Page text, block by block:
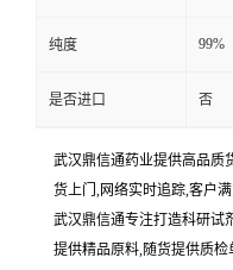
纯度 99%
是否进口 否
武汉鼎信通药业提供高品质
货上门,网络实时追踪,客户
武汉鼎信通专注打造科研试
提供精品原料,随货提供质